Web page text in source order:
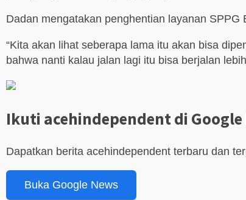
Dadan mengatakan penghentian layanan
“Kita akan lihat seberapa lama itu akan bisa
bahwa nanti kalau jalan lagi itu bisa berjalan
Ikuti acehindependent di Google
Dapatkan berita acehindependent terbaru dan
Buka Google News